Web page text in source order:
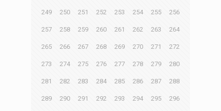
249 250 251 252 253 254 255 256
257 258 259 260 261 262 263 264
265 266 267 268 269 270 271 272
273 274 275 276 277 278 279 280
281 282 283 284 285 286 287 288
289 290 291 292 293 294 295 296